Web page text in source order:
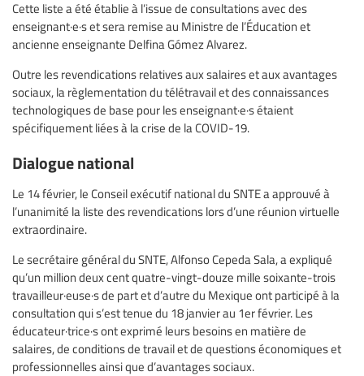
Cette liste a été établie à l’issue de consultations avec des
enseignant·e·s et sera remise au Ministre de l’Éducation et
ancienne enseignante Delfina Gómez Alvarez.
Outre les revendications relatives aux salaires et aux avantages
sociaux, la règlementation du télétravail et des connaissances
technologiques de base pour les enseignant·e·s étaient
spécifiquement liées à la crise de la COVID-19.
Dialogue national
Le 14 février, le Conseil exécutif national du SNTE a approuvé à
l’unanimité la liste des revendications lors d’une réunion virtuelle
extraordinaire.
Le secrétaire général du SNTE, Alfonso Cepeda Sala, a expliqué
qu’un million deux cent quatre-vingt-douze mille soixante-trois
travailleur·euse·s de part et d’autre du Mexique ont participé à la
consultation qui s’est tenue du 18 janvier au 1er février. Les
éducateur·trice·s ont exprimé leurs besoins en matière de
salaires, de conditions de travail et de questions économiques et
professionnelles ainsi que d’avantages sociaux.